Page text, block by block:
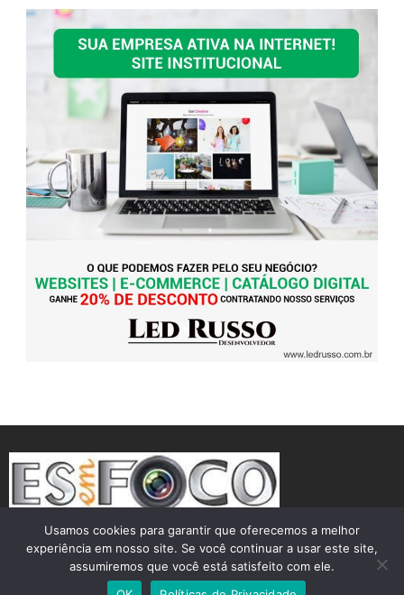
Usamos cookies para garantir que oferecemos a melhor
experiência em nosso site. Se você continuar a usar este site,
assumiremos que você está satisfeito com ele.